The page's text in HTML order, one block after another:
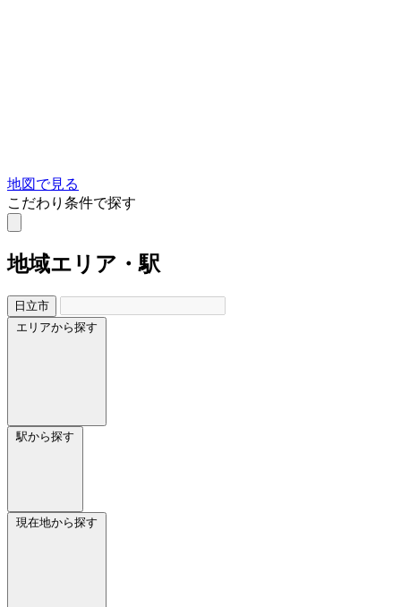
地図で見る
こだわり条件で探す
地域エリア・駅
日立市
エリアから探す
駅から探す
現在地から探す